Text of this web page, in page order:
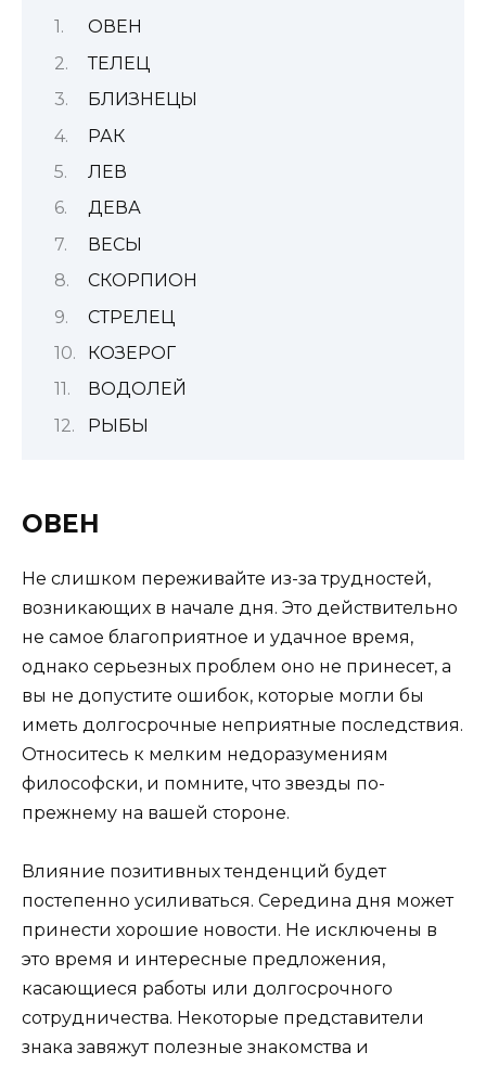
ОВЕН
ТЕЛЕЦ
БЛИЗНЕЦЫ
РАК
ЛЕВ
ДЕВА
ВЕСЫ
СКОРПИОН
СТРЕЛЕЦ
КОЗЕРОГ
ВОДОЛЕЙ
РЫБЫ
ОВЕН
Не слишком переживайте из-за трудностей,
возникающих в начале дня. Это действительно
не самое благоприятное и удачное время,
однако серьезных проблем оно не принесет, а
вы не допустите ошибок, которые могли бы
иметь долгосрочные неприятные последствия.
Относитесь к мелким недоразумениям
философски, и помните, что звезды по-
прежнему на вашей стороне.
Влияние позитивных тенденций будет
постепенно усиливаться. Середина дня может
принести хорошие новости. Не исключены в
это время и интересные предложения,
касающиеся работы или долгосрочного
сотрудничества. Некоторые представители
знака завяжут полезные знакомства и